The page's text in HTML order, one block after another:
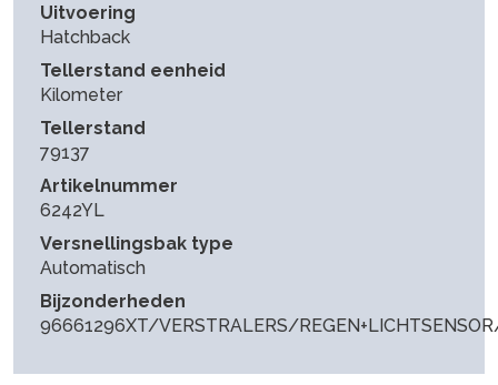
Uitvoering
Hatchback
Tellerstand eenheid
Kilometer
Tellerstand
79137
Artikelnummer
6242YL
Versnellingsbak type
Automatisch
Bijzonderheden
96661296XT/VERSTRALERS/